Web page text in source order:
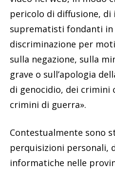
pericolo di diffusione, di
suprematisti fondanti
discriminazione per
sulla negazione, sulla
grave o sull’apologia
di genocidio, dei crimini
crimini di guerra».
Contestualmente sono
perquisizioni personali,
informatiche nelle